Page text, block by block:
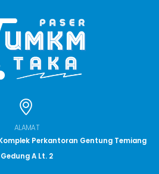
ALAMAT
Perkantoran Gentung Temiang
Gedung A Lt. 2